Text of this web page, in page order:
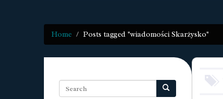
Home Posts tagged "wiadomości Skarżysko"